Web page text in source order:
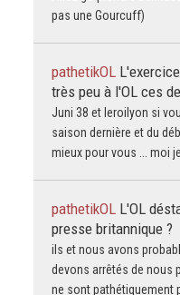
pas une Gourcuff)
pathetikOL
très peu à l'OL ces
Juni 38 et leroilyon si
saison dernière et du
mieux pour vous ... moi je
pathetikOL L'OL
presse britannique ?
ils et nous avons
devons arrêtés de nous
ne sont pathétiquement